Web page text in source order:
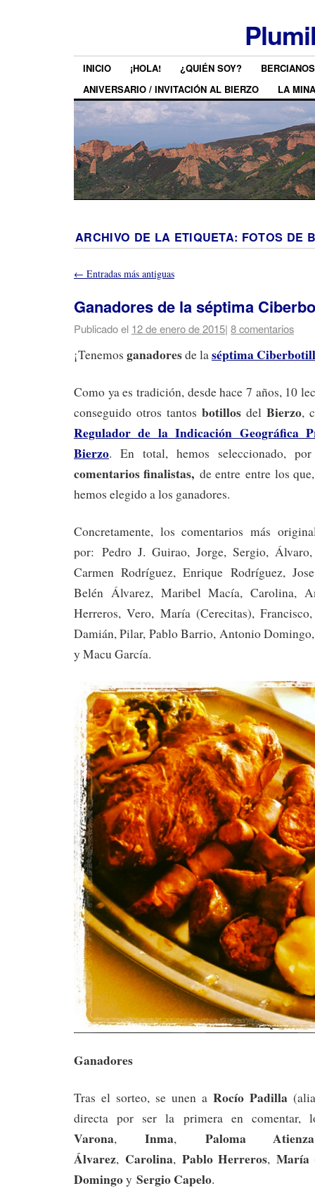
INICIO ¡HOLA! ¿QUIÉN SOY?
ANIVERSARIO / INVITACIÓN AL BIERZO
LA MINA
ARCHIVO DE LA ETIQUETA: FOTOS DE
← Entradas más antiguas
Ganadores de la séptima
Publicado el 12 de enero de 2015| 8 comentarios
¡Tenemos ganadoresde laséptima
Como ya es tradición, desde hace 7 años, 10
conseguido otros tantosbotillos delBierzo,
Regulador de la Indicación Geográfica
Bierzo. En total, hemos seleccionado,
comentarios finalistas, de entre entre los
hemos elegido a los ganadores.
Concretamente, los comentarios más
por: Pedro J. Guirao, Jorge, Sergio,
Carmen Rodríguez, Enrique Rodríguez,
Belén Álvarez, Maribel Macía, Carolina,
Herreros, Vero, María (Cerecitas),
Damián, Pilar, Pablo Barrio, Antonio
y Macu García.
Ganadores
Tras el sorteo, se unen aRocío Padilla
directa por ser la primera en comentar,
Varona,Inma, Paloma Atienza
Álvarez, Carolina, Pablo Herreros, María
Domingoy Sergio Capelo.